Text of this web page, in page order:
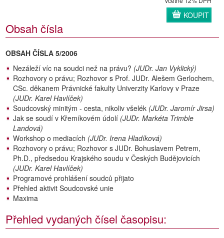
KOUPIT
Obsah čísla
OBSAH ČÍSLA 5/2006
Nezáleží víc na soudci než na právu? (JUDr. Jan Vyklický)
Rozhovory o právu; Rozhovor s Prof. JUDr. Alešem Gerlochem,
CSc. děkanem Právnické fakulty Univerzity Karlovy v Praze
(JUDr. Karel Havlíček)
Soudcovský minitým - cesta, nikoliv všelék (JUDr. Jaromír Jirsa)
Jak se soudí v Křemíkovém údolí (JUDr. Markéta Trimble
Landová)
Workshop o mediacích (JUDr. Irena Hladíková)
Rozhovory o právu; Rozhovor s JUDr. Bohuslavem Petrem,
Ph.D., předsedou Krajského soudu v Českých Budějovicích
(JUDr. Karel Havlíček)
Programové prohlášení soudců přijato
Přehled aktivit Soudcovské unie
Maxima
Přehled vydaných čísel časopisu: